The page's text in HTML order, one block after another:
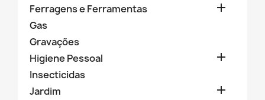
Ferragens e Ferramentas 
Gas
Gravações
Higiene Pessoal

Insecticidas
Jardim
